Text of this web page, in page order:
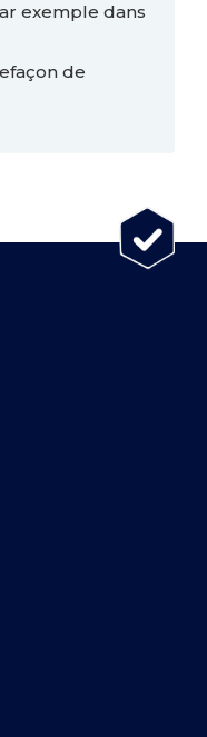
exemple dans
de